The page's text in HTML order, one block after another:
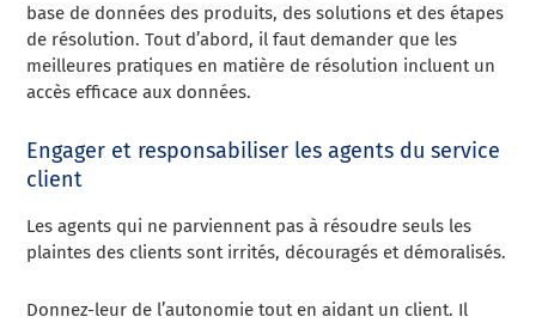
base de données des produits, des solutions et des étapes
de résolution. Tout d’abord, il faut demander que les
meilleures pratiques en matière de résolution incluent un
accès efficace aux données.
Engager et responsabiliser les agents du service
client
Les agents qui ne parviennent pas à résoudre seuls les
plaintes des clients sont irrités, découragés et démoralisés.
Donnez-leur de l’autonomie tout en aidant un client. Il